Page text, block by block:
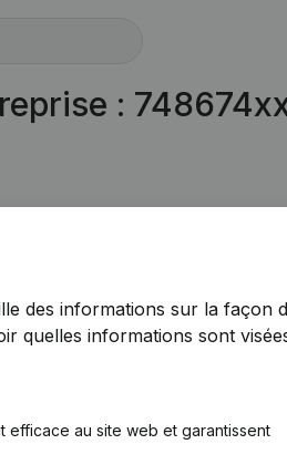
:
des informations sur la façon
quelles informations sont
au site web et garantissent